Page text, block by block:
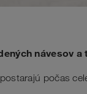
návesov a
počas